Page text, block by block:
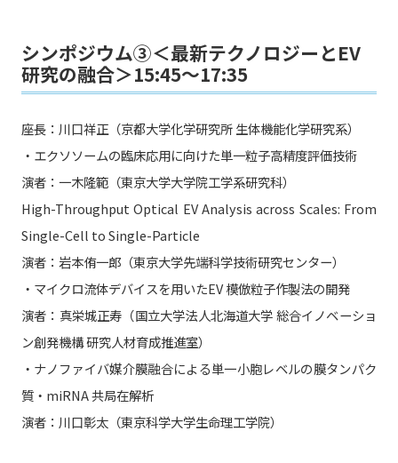
シンポジウム③＜最新テクノロジーとEV
研究の融合＞15:45〜17:35
座長：川口祥正（京都大学化学研究所 生体機能化学研究系）
・エクソソームの臨床応用に向けた単一粒子高精度評価技術
演者：一木隆範（東京大学大学院工学系研究科）
High-Throughput Optical EV Analysis across Scales: From
Single-Cell to Single-Particle
演者：岩本侑一郎（東京大学先端科学技術研究センター）
・マイクロ流体デバイスを用いたEV 模倣粒子作製法の開発
演者：真栄城正寿（国立大学法人北海道大学 総合イノベーショ
ン創発機構 研究人材育成推進室）
・ナノファイバ媒介膜融合による単一小胞レベルの膜タンパク
質・miRNA 共局在解析
演者：川口彰太（東京科学大学生命理工学院）